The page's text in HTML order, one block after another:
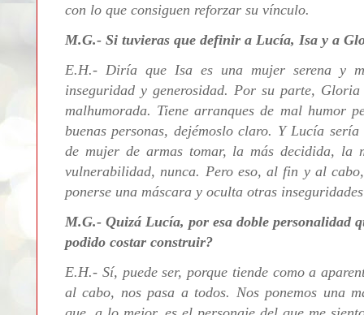
con lo que consiguen reforzar su vínculo.
M.G.- Si tuvieras que definir a Lucía, Isa y a
E.H.- Diría que Isa es una mujer serena y
inseguridad y generosidad. Por su parte,
malhumorada. Tiene arranques de mal humor
buenas personas, dejémoslo claro. Y Lucía
de mujer de armas tomar, la más decidida, la
vulnerabilidad, nunca. Pero eso, al fin y al
ponerse una máscara y oculta otras
M.G.- Quizá Lucía, por esa doble personalidad
podido costar construir?
E.H.- Sí, puede ser, porque tiende como a
al cabo, nos pasa a todos. Nos ponemos una